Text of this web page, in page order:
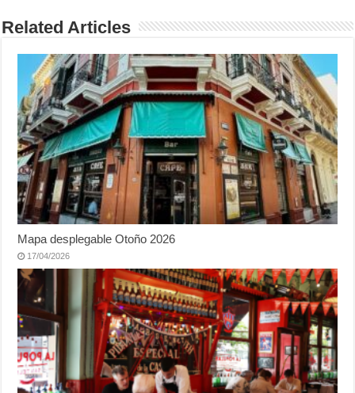
Related Articles
Mapa desplegable Otoño 2026
17/04/2026